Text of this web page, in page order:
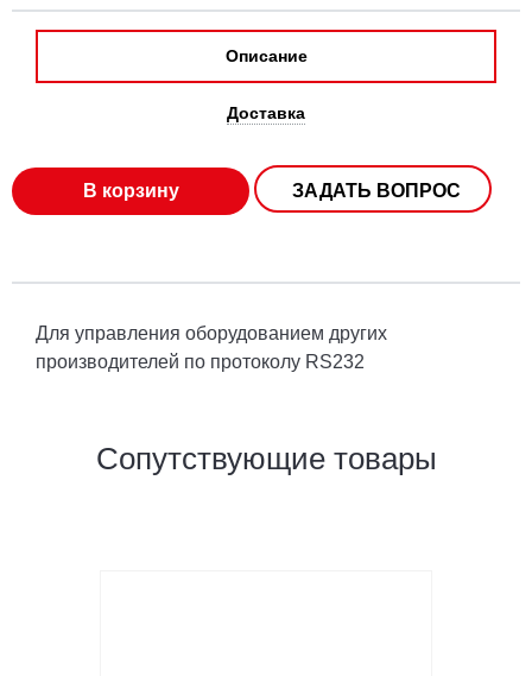
Описание
Доставка
В корзину ЗАДАТЬ ВОПРОС
Для управления оборудованием других
производителей по протоколу RS232
Сопутствующие товары